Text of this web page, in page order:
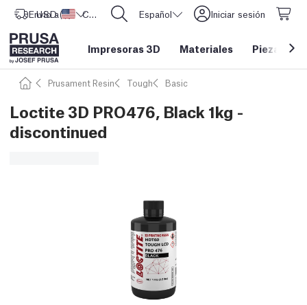
Envío a Estados Unidos
USD ($) CORE One L: ¡Ya disponible! Español Iniciar sesión
Impresoras 3D Materiales Piezas y
Prusament Resin Tough Basic
Loctite 3D PRO476, Black 1kg -
discontinued